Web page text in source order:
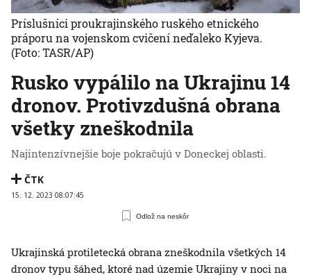
Rusko vypálilo na Ukrajinu 14
dronov. Protivzdušná obrana
všetky zneškodnila
Najintenzívnejšie boje pokračujú v Doneckej oblasti.
ČTK
15. 12. 2023 08:07:45
Odlož na neskôr
Príslušníci proukrajinského ruského etnického
práporu na vojenskom cvičení neďaleko Kyjeva.
(Foto: TASR/AP)
Ukrajinská protiletecká obrana zneškodnila všetkých 14
dronov typu šáhed, ktoré nad územie Ukrajiny v noci na